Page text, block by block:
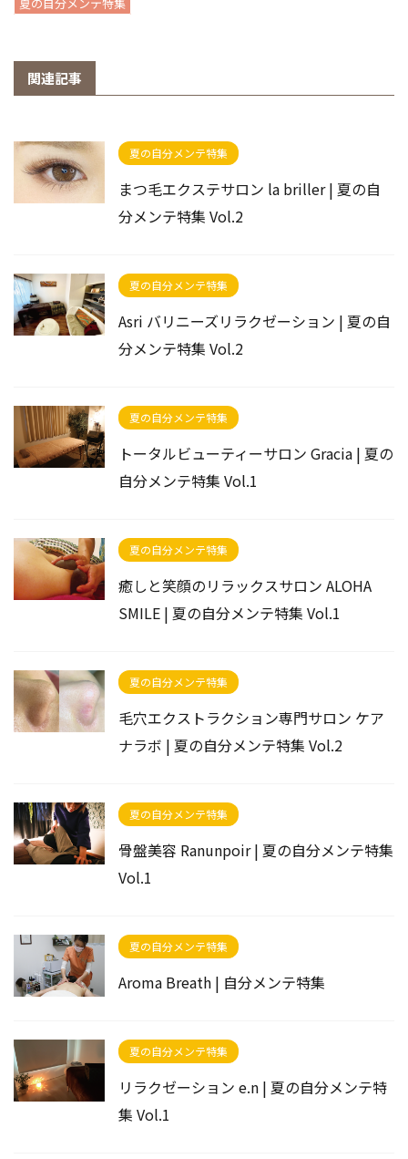
関連記事
夏の自分メンテ特集
まつ毛エクステサロン la briller | 夏の自
分メンテ特集 Vol.2
夏の自分メンテ特集
Asri バリニーズリラクゼーション | 夏の自
分メンテ特集 Vol.2
夏の自分メンテ特集
トータルビューティーサロン Gracia | 夏の
自分メンテ特集 Vol.1
夏の自分メンテ特集
癒しと笑顔のリラックスサロン ALOHA
SMILE | 夏の自分メンテ特集 Vol.1
夏の自分メンテ特集
毛穴エクストラクション専門サロン ケア
ナラボ | 夏の自分メンテ特集 Vol.2
夏の自分メンテ特集
骨盤美容 Ranunpoir | 夏の自分メンテ特集
Vol.1
夏の自分メンテ特集
Aroma Breath | 自分メンテ特集
夏の自分メンテ特集
リラクゼーション e.n | 夏の自分メンテ特
集 Vol.1